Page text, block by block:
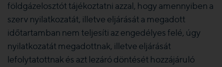
földgázelosztót tájékoztatni azzal, hogy amennyiben a
szerv nyilatkozatát, illetve eljárását a megadott
időtartamban nem teljesíti az engedélyes felé, úgy
nyilatkozatát megadottnak, illetve eljárását
lefolytatottnak és azt lezáró döntését hozzájáruló